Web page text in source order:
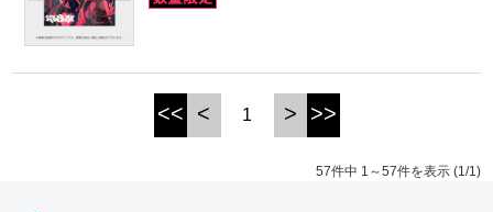
<< < 1 > >>
57件中 1～57件を表示 (1/1)